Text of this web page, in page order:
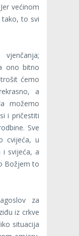
većinom
tako, to svi
ono bitno
ćemo
a
možemo
i pričestiti
Sve
cvijeća, u
i svijeća, a
Božjem to
za
iz crkve
situacija